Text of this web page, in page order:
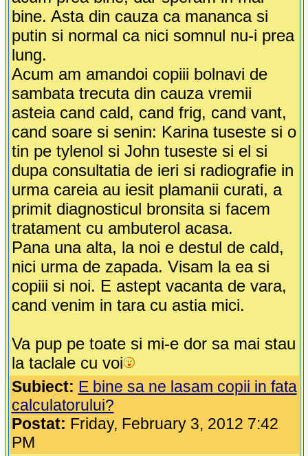
bine. Asta din cauza ca mananca si
putin si normal ca nici somnul nu-i prea
lung.
Acum am amandoi copiii bolnavi de
sambata trecuta din cauza vremii
asteia cand cald, cand frig, cand vant,
cand soare si senin: Karina tuseste si o
tin pe tylenol si John tuseste si el si
dupa consultatia de ieri si radiografie in
urma careia au iesit plamanii curati, a
primit diagnosticul bronsita si facem
tratament cu ambuterol acasa.
Pana una alta, la noi e destul de cald,
nici urma de zapada. Visam la ea si
copiii si noi. E astept vacanta de vara,
cand venim in tara cu astia mici.
Va pup pe toate si mi-e dor sa mai stau
la taclale cu voi
Subiect: E bine sa ne lasam copii in fata
calculatorului?
Postat: Friday, February 3, 2012 7:42
PM